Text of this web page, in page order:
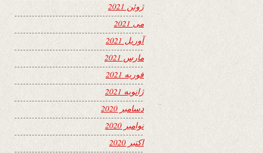
ژوئن 2021
می 2021
آوریل 2021
مارس 2021
فوریه 2021
ژانویه 2021
دسامبر 2020
نوامبر 2020
اکتبر 2020